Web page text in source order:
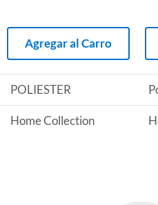
Agregar al Carro
POLIESTER
Home Collection